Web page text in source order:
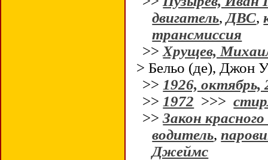
двигатель,ДВС,
трансмиссия
>> Хрущев,
> Бельо (де), Джон
>> 1926, октябрь,
>> 1972 >>>
>>Закон
водитель,
Джеймс